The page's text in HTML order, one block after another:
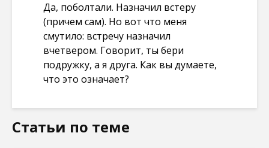
Да, поболтали. Назначил встеру
(причем сам). Но вот что меня
смутило: встречу назначил
вчетвером. Говорит, ты бери
подружку, а я друга. Как вы думаете,
что это означает?
Статьи по теме